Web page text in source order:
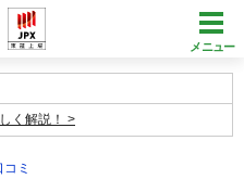
メニュー
く解説！
ミ